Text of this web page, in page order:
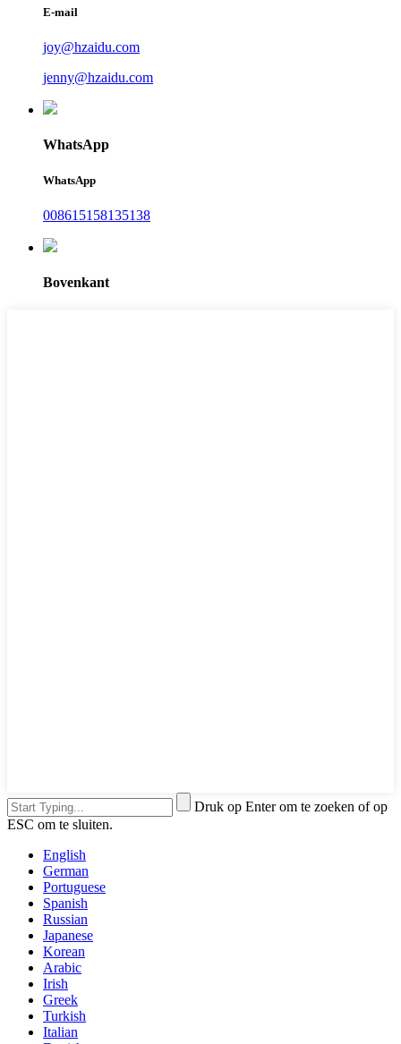
E-mail
joy@hzaidu.com
jenny@hzaidu.com
WhatsApp
WhatsApp
008615158135138
Bovenkant
Druk op Enter om te zoeken of op
ESC om te sluiten.
English
German
Portuguese
Spanish
Russian
Japanese
Korean
Arabic
Irish
Greek
Turkish
Italian